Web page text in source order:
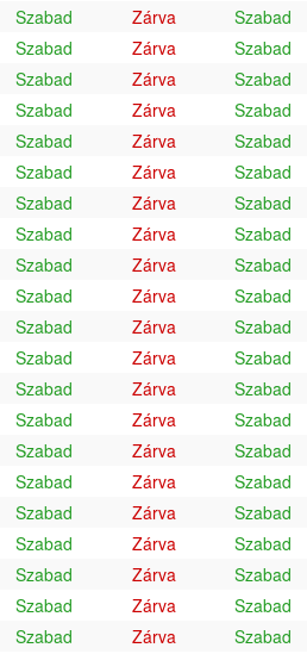
Szabad Zárva
Szabad
Szabad Zárva
Szabad
Szabad Zárva
Szabad
Szabad Zárva
Szabad
Szabad Zárva
Szabad
Szabad Zárva
Szabad
Szabad Zárva
Szabad
Szabad Zárva
Szabad
Szabad Zárva
Szabad
Szabad Zárva
Szabad
Szabad Zárva
Szabad
Szabad Zárva
Szabad
Szabad Zárva
Szabad
Szabad Zárva
Szabad
Szabad Zárva
Szabad
Szabad Zárva
Szabad
Szabad Zárva
Szabad
Szabad Zárva
Szabad
Szabad Zárva
Szabad
Szabad Zárva
Szabad
Szabad Zárva
Szabad